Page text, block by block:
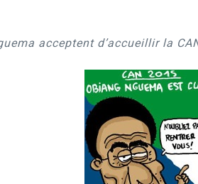
acceptent d’accueillir la